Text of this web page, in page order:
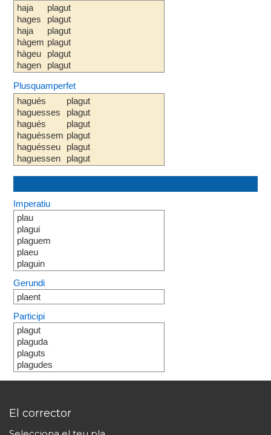
haja
hages
haja
hàgem
hàgeu
hagen
plagut
plagut
plagut
plagut
plagut
plagut
Plusquamperfet
hagués
haguesses
hagués
haguéssem
haguésseu
haguessen
plagut
plagut
plagut
plagut
plagut
plagut
Imperatiu
plau
plagui
plaguem
plaeu
plaguin
Gerundi
plaent
Participi
plagut
plaguda
plaguts
plagudes
El corrector